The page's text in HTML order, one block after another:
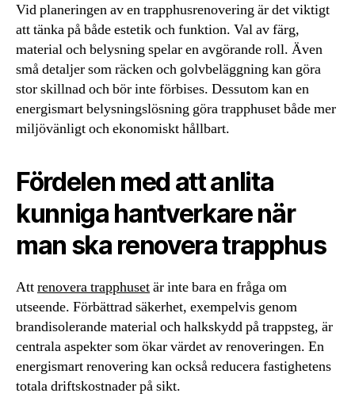
Vid planeringen av en trapphusrenovering är det viktigt
att tänka på både estetik och funktion. Val av färg,
material och belysning spelar en avgörande roll. Även
små detaljer som räcken och golvbeläggning kan göra
stor skillnad och bör inte förbises. Dessutom kan en
energismart belysningslösning göra trapphuset både mer
miljövänligt och ekonomiskt hållbart.
Fördelen med att anlita
kunniga hantverkare när
man ska renovera trapphus
Attrenovera trapphusetär inte bara en fråga om
utseende. Förbättrad säkerhet, exempelvis genom
brandisolerande material och halkskydd på trappsteg, är
centrala aspekter som ökar värdet av renoveringen. En
energismart renovering kan också reducera fastighetens
totala driftskostnader på sikt.